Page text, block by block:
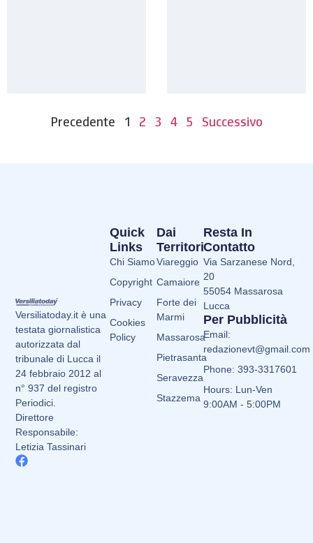
Precedente 1 2 3 4 5 Successivo
Versiliatoday.it è una
testata giornalistica
autorizzata dal
tribunale di Lucca il
24 febbraio 2012 al
n° 937 del registro
Periodici.
Direttore
Responsabile:
Letizia Tassinari
Dai
Territori
Viareggio
Camaiore
Forte dei
Marmi
Massarosa
Pietrasanta
Seravezza
Stazzema
Quick
Links
Chi Siamo
Copyright
Privacy
Cookies
Policy
Resta In
Contatto
Via Sarzanese Nord,
20
55054 Massarosa
Lucca
Per Pubblicità
Email:
redazionevt@gmail.com
Phone: 393-3317601
Hours: Lun-Ven
9:00AM - 5:00PM